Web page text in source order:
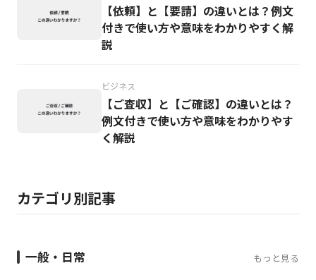
【依頼】と【要請】の違いとは？例文
付きで使い方や意味をわかりやすく解
説
ビジネス
【ご査収】と【ご確認】の違いとは？
例文付きで使い方や意味をわかりやす
く解説
カテゴリ別記事
一般・日常 もっと見る